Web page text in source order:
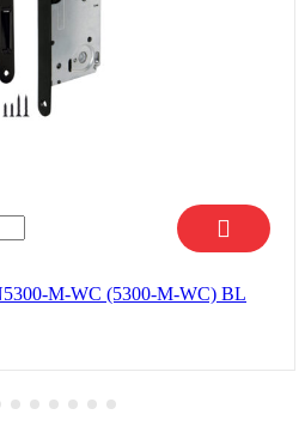
M-WС (5300-M-WC) BL